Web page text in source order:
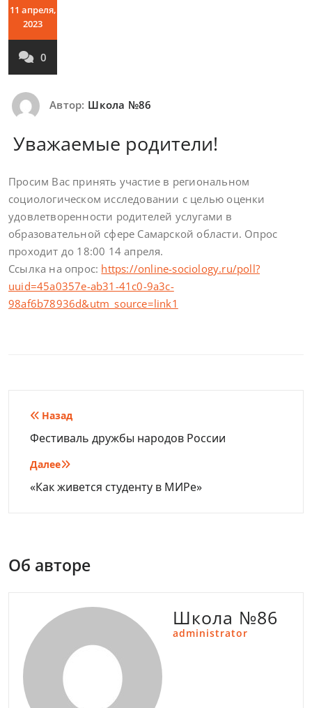
11 апреля,
2023
0
Автор: Школа №86
Уважаемые родители!
Просим Вас принять участие в региональном
социологическом исследовании с целью оценки
удовлетворенности родителей услугами в
образовательной сфере Самарской области. Опрос
проходит до 18:00 14 апреля.
Ссылка на опрос: https://online-sociology.ru/poll?
uuid=45a0357e-ab31-41c0-9a3c-
98af6b78936d&utm_source=link1
Навигация
по
записям
Назад
Фестиваль дружбы народов России
Далее
«Как живется студенту в МИРе»
Об авторе
Школа №86
administrator